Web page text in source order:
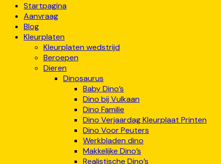
Startpagina
Aanvraag
Blog
Kleurplaten
Kleurplaten wedstrijd
Beroepen
Dieren
Dinosaurus
Baby Dino’s
Dino bij Vulkaan
Dino Familie
Dino Verjaardag Kleurplaat Printen
Dino Voor Peuters
Werkbladen dino
Makkelijke Dino’s
Realistische Dino’s